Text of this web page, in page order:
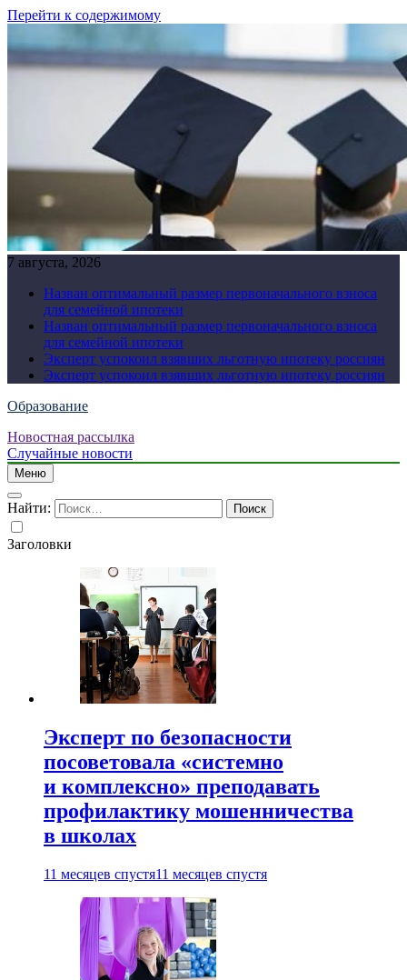
Перейти к содержимому
7 августа, 2026
Назван оптимальный размер первоначального взноса
для семейной ипотеки
Назван оптимальный размер первоначального взноса
для семейной ипотеки
Эксперт успокоил взявших льготную ипотеку россиян
Эксперт успокоил взявших льготную ипотеку россиян
Образование
Новостная рассылка
Случайные новости
Меню
Найти:
Заголовки
Эксперт по безопасности
посоветовала «системно
и комплексно» преподавать
профилактику мошенничества
в школах
11 месяцев спустя11 месяцев спустя